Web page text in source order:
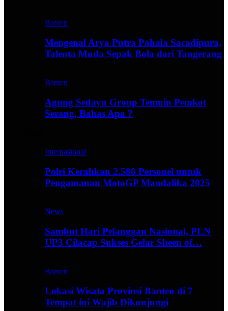
Banten
Mengenal Arya Putra Pahala Sacadipura,
Talenta Muda Sepak Bola dari Tangerang
Banten
Agung Sedayu Group Temuin Pemkot
Serang, Bahas Apa ?
Internasional
Polri Kerahkan 2.580 Personel untuk
Pengamanan MotoGP Mandalika 2025
News
Sambut Hari Pelanggan Nasional, PLN
UP3 Cilacap Sukses Gelar Sheen of…
Banten
Lokasi Wisata Provinsi Banten di 7
Tempat ini Wajib Dikunjungi